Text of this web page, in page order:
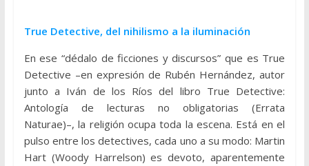
True Detective, del nihilismo a la iluminación
En ese “dédalo de ficciones y discursos” que es True
Detective –en expresión de Rubén Hernández, autor
junto a Iván de los Ríos del libro True Detective:
Antología de lecturas no obligatorias (Errata
Naturae)–, la religión ocupa toda la escena. Está en el
pulso entre los detectives, cada uno a su modo: Martin
Hart (Woody Harrelson) es devoto, aparentemente